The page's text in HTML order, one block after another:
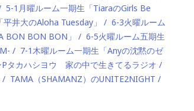
5-1月曜ルーム一期生「TiaraのGirls Be
井大のAloha Tuesday」
6-3火曜ルーム
BON BON BON」
6-5火曜ルーム五期生
7-1木曜ルーム一期生「Anyの沈黙のゼ
タカハシヨウ 家の中で生きてるラジオ
TAMA（SHAMANZ）のUNITE2NIGHT